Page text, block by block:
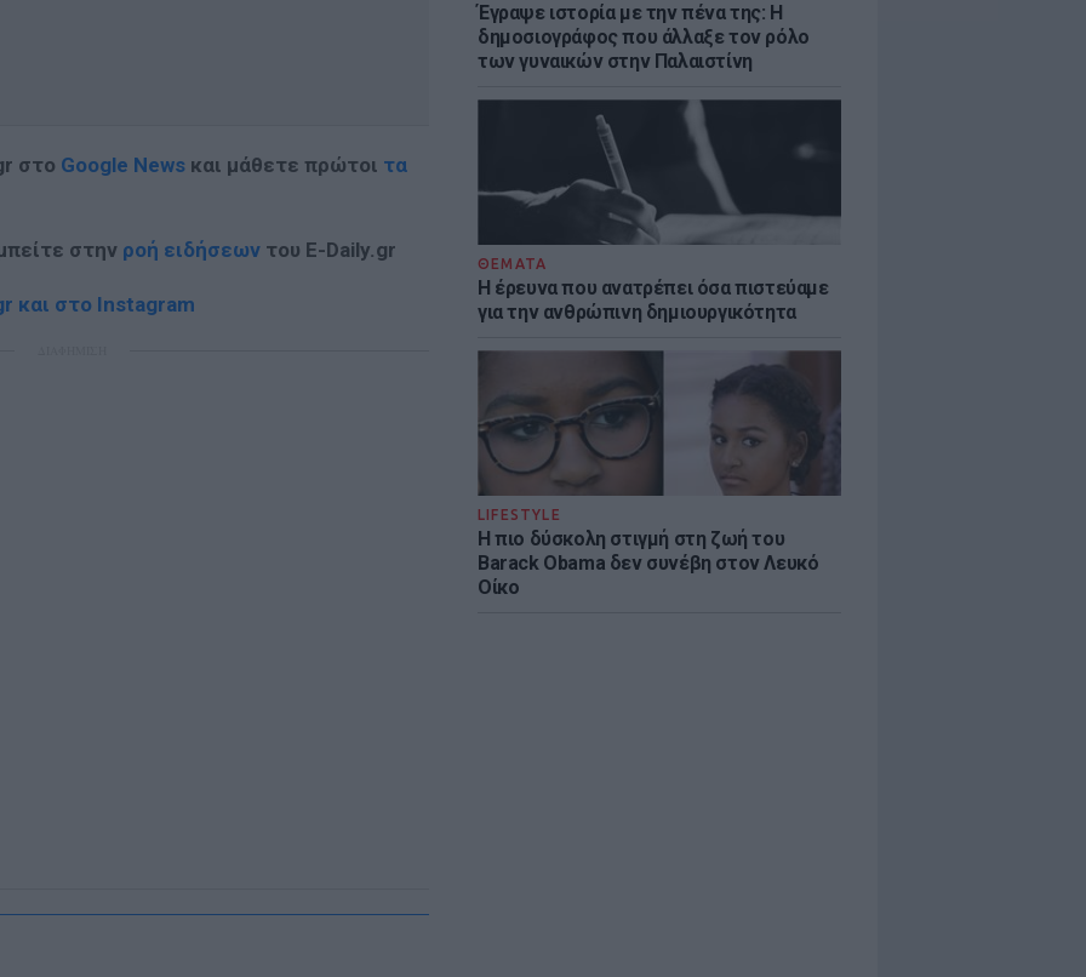
Έγραψε ιστορία με την πένα της: Η
δημοσιογράφος που άλλαξε τον ρόλο
των γυναικών στην Παλαιστίνη
ΘΕΜΑΤΑ
Η έρευνα που ανατρέπει όσα πιστεύαμε
για την ανθρώπινη δημιουργικότητα
LIFESTYLE
Η πιο δύσκολη στιγμή στη ζωή του
Barack Obama δεν συνέβη στον Λευκό
Οίκο
στο Google News και μάθετε πρώτοι τα
στην ροή ειδήσεων του E-Daily.gr
και στο Instagram